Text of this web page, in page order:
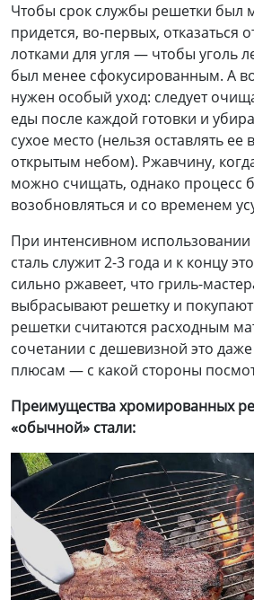
Чтобы срок службы решетки был
придется, во-первых, отказаться
лотками для угля — чтобы уголь
был менее сфокусированным. А
нужен особый уход: следует
еды после каждой готовки и
сухое место (нельзя оставлять ее
открытым небом). Ржавчину,
можно счищать, однако процесс
возобновляться и со временем
При интенсивном
сталь служит 2-3 года и к концу
сильно ржавеет, что гриль-
выбрасывают решетку и
решетки считаются расходным
сочетании с дешевизной это
плюсам — с какой стороны
Преимущества хромированных
«обычной» стали: